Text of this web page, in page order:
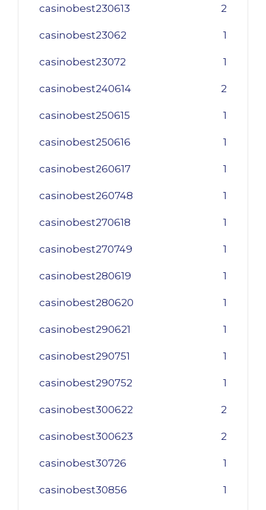
casinobest230613 2
casinobest23062 1
casinobest23072 1
casinobest240614 2
casinobest250615 1
casinobest250616 1
casinobest260617 1
casinobest260748 1
casinobest270618 1
casinobest270749 1
casinobest280619 1
casinobest280620 1
casinobest290621 1
casinobest290751 1
casinobest290752 1
casinobest300622 2
casinobest300623 2
casinobest30726 1
casinobest30856 1